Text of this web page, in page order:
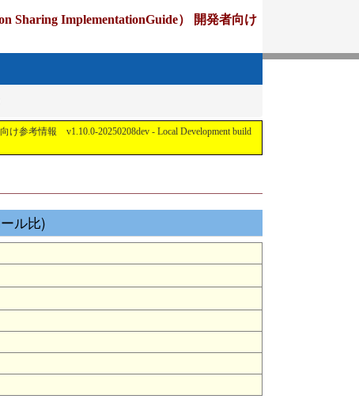
ImplementationGuide） 開発者向け
参考情報 v1.10.0-20250208dev - Local Development build
ル比)